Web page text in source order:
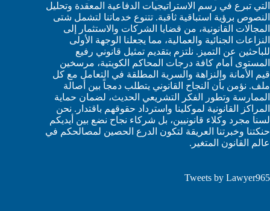
التي تبرع في رسم الاستراتيجيات الدفاعية المعقدة وتحليل
النصوص برؤية استباقية ثاقبة. تتنوع خدماتنا لتشمل شتى
المجالات القانونية، من قضايا الشركات والاستثمار إلى
النزاعات الجنائية والعمالية، مما يجعلنا الوجهة الأولى
للباحثين عن التميز. نلتزم بتقديم تمثيل قانوني رفيع
المستوى أمام كافة درجات المحاكم الكويتية، مرسخين
قيم الأمانة والنزاهة والسرية المطلقة في التعامل مع كل
ملف. نؤمن بأن النجاح القانوني يتطلب دمجاً بين أصالة
الممارسة وتطور الفكر التشريعي الحديث، لضمان حماية
المراكز القانونية لموكلينا واسترداد حقوقهم باقتدار. نحن
لسنا مجرد وكلاء قانونيين، بل شركاء نجاح نضع بين أيديكم
حنكتنا وخبرتنا العريقة لتكون الدرع الحصين لمصالحكم في
عالم القانون المتغير.
Tweets by Lawyer965